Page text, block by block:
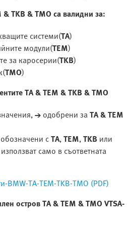
& TKB & TMO са валидни за:
системи(TA)
модули(TEM)
за каросерии(TKB)
TMO)
TA & TEM & TKB & TMO
→ одобрени заTA & TEM
сTA,TEM,TKB или
само в съответната
TA-TEM-TKB-TMO (PDF)
остров TA & TEM & TMO VTSA-